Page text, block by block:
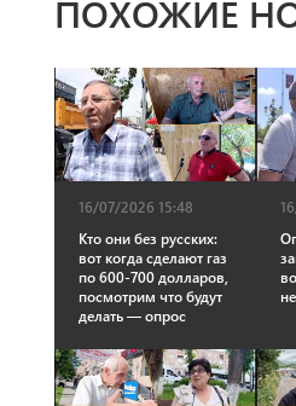
ПОХОЖИЕ
16/07/2026 15:48
Кто они без русских:
вот когда сделают газ
по 600-700 долларов,
посмотрим что будут
делать — опрос